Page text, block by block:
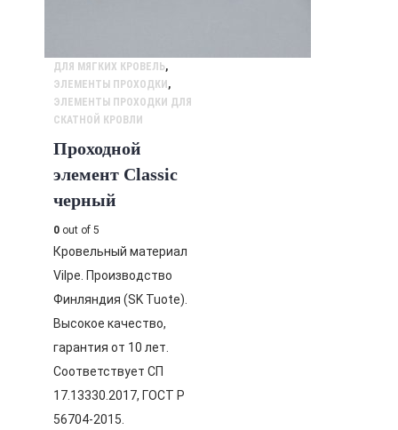
ДЛЯ МЯГКИХ КРОВЕЛЬ,
ЭЛЕМЕНТЫ ПРОХОДКИ ,
ЭЛЕМЕНТЫ ПРОХОДКИ ДЛЯ
СКАТНОЙ КРОВЛИ
Проходной
элемент Classic
черный
0 out of 5
Кровельный материал
Vilpe. Производство
Финляндия (SK Tuote).
Высокое качество,
гарантия от 10 лет.
Соответствует СП
17.13330.2017, ГОСТ Р
56704-2015.